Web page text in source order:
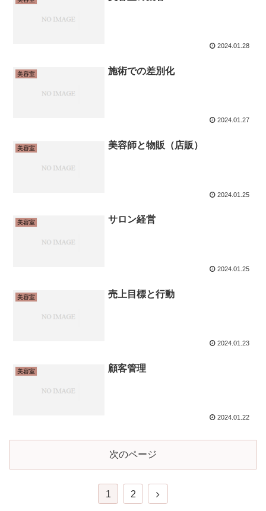
2024.01.28
美容室 施術での差別化
2024.01.27
美容室 美容師と物販（店販）
2024.01.25
美容室 サロン経営
2024.01.25
美容室 売上目標と行動
2024.01.23
美容室 顧客管理
2024.01.22
次のページ
1 2
次